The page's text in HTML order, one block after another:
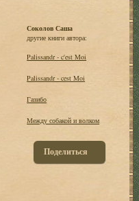
Соколов Саша
другие книги автора:
Palissandr - c'est Moi
Palissandr - cest Moi
Газибо
Между собакой и волком
Поделиться